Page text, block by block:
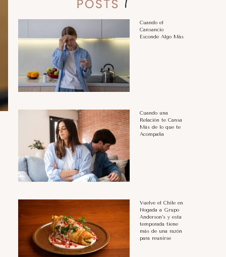
Cuando el
Cansancio
Esconde Algo Más
Cuando una
Relación te Cansa
Más de lo que te
Acompaña
Vuelve el Chile en
Nogada a Grupo
Anderson’s y esta
temporada tiene
más de una razón
para reunirse